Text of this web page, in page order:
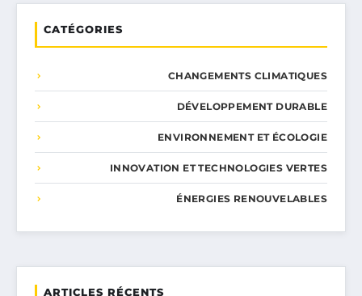
CATÉGORIES
CHANGEMENTS CLIMATIQUES
DÉVELOPPEMENT DURABLE
ENVIRONNEMENT ET ÉCOLOGIE
INNOVATION ET TECHNOLOGIES VERTES
ÉNERGIES RENOUVELABLES
ARTICLES RÉCENTS